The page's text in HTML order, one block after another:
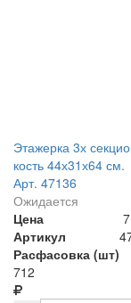
Этажерка 3х
кость 44х31х64 см.
Арт. 47136
Ожидается
Цена
Артикул
Расфасовка (шт)
712